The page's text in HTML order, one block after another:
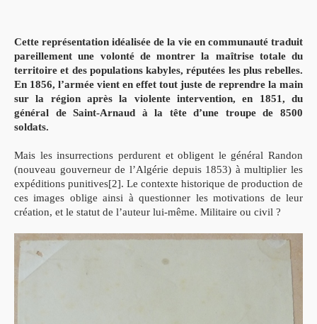
Cette représentation idéalisée de la vie en communauté traduit
pareillement une volonté de montrer la maîtrise totale du
territoire et des populations kabyles, réputées les plus rebelles.
En 1856, l’armée vient en effet tout juste de reprendre la main
sur la région après la violente intervention, en 1851, du
général de Saint-Arnaud à la tête d’une troupe de 8500
soldats.
Mais les insurrections perdurent et obligent le général Randon
(nouveau gouverneur de l’Algérie depuis 1853) à multiplier les
expéditions punitives[2]. Le contexte historique de production de
ces images oblige ainsi à questionner les motivations de leur
création, et le statut de l’auteur lui-même. Militaire ou civil ?